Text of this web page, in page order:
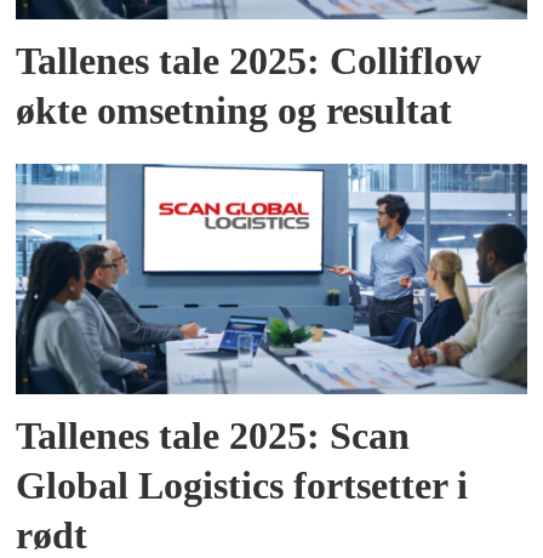
Tallenes tale 2025: Colliflow
økte omsetning og resultat
Tallenes tale 2025: Scan
Global Logistics fortsetter i
rødt